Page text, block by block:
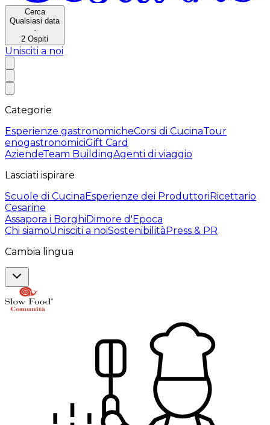
Cerca
Qualsiasi data
·
2 Ospiti
Unisciti a noi
Categorie
Esperienze gastronomicheCorsi di CucinaTour
enogastronomiciGift Card
AziendeTeam BuildingAgenti di viaggio
Lasciati ispirare
Scuole di CucinaEsperienze dei ProduttoriRicettario
Cesarine
Assapora i BorghiDimore d'Epoca
Chi siamoUnisciti a noiSostenibilitàPress & PR
Cambia lingua